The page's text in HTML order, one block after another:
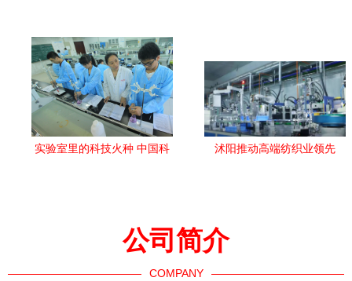
实验室里的科技火种 中国科
沭阳推动高端纺织业领先
公司简介
COMPANY